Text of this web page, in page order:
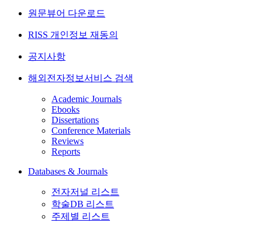
원문뷰어 다운로드
RISS 개인정보 재동의
공지사항
해외전자정보서비스 검색
Academic Journals
Ebooks
Dissertations
Conference Materials
Reviews
Reports
Databases & Journals
전자저널 리스트
학술DB 리스트
주제별 리스트